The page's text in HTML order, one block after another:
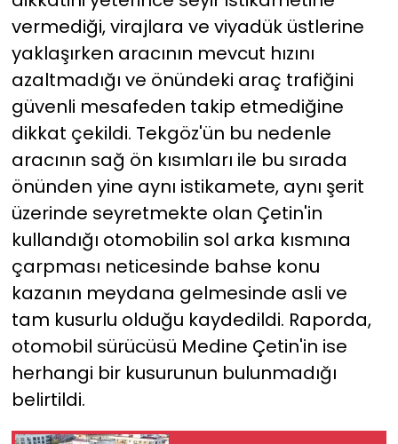
vermediği, virajlara ve viyadük üstlerine
yaklaşırken aracının mevcut hızını
azaltmadığı ve önündeki araç trafiğini
güvenli mesafeden takip etmediğine
dikkat çekildi. Tekgöz'ün bu nedenle
aracının sağ ön kısımları ile bu sırada
önünden yine aynı istikamete, aynı şerit
üzerinde seyretmekte olan Çetin'in
kullandığı otomobilin sol arka kısmına
çarpması neticesinde bahse konu
kazanın meydana gelmesinde asli ve
tam kusurlu olduğu kaydedildi. Raporda,
otomobil sürücüsü Medine Çetin'in ise
herhangi bir kusurunun bulunmadığı
belirtildi.